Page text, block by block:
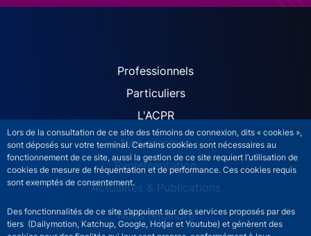
Lors de la consultation de ce site des témoins de connexion, dits « cookies »,
sont déposés sur votre terminal. Certains cookies sont nécessaires au
fonctionnement de ce site, aussi la gestion de ce site requiert l’utilisation de
cookies de mesure de fréquentation et de performance. Ces cookies requis
sont exemptés de consentement.
Des fonctionnalités de ce site s’appuient sur des services proposés par des
tiers (Dailymotion, Katchup, Google, Hotjar et Youtube) et génèrent des
ACPR site navigation
Professionnels
Particuliers
L'ACPR
Nos missions
Réglementation
Actualités & Publications
Nous rejoindre